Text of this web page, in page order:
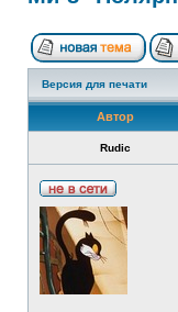
Версия для печати
Автор
Rudic